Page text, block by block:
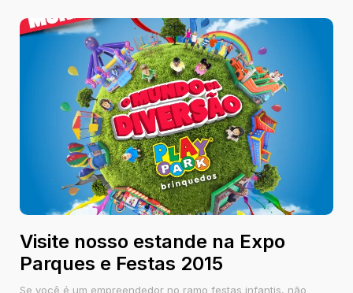
Visite nosso estande na Expo
Parques e Festas 2015
Se você é um empreendedor no ramo festas infantis, não